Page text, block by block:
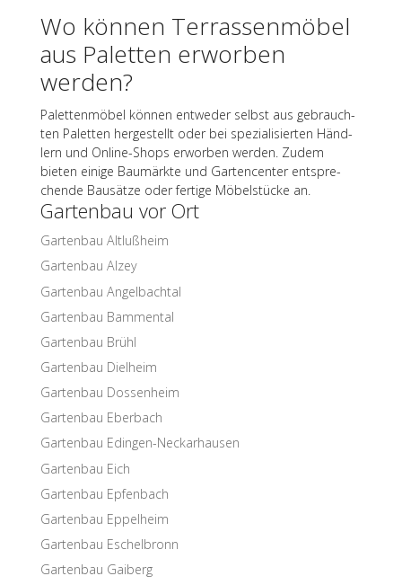
Wo können Terras­sen­mö­bel
aus Palet­ten erwor­ben
werden?
Palet­ten­mö­bel können entwe­der selbst aus gebrauch­
ten Palet­ten herge­stellt oder bei spezia­li­sier­ten Händ­
lern und Online-Shops erwor­ben werden. Zudem
bieten einige Baumärkte und Garten­cen­ter entspre­
chende Bausätze oder fertige Möbel­stü­cke an.
Garten­bau vor Ort
Garten­bau Altlußheim
Garten­bau Alzey
Garten­bau Angelbachtal
Garten­bau Bammental
Garten­bau Brühl
Garten­bau Dielheim
Garten­bau Dossenheim
Garten­bau Eberbach
Garten­bau Edingen-Neckarhausen
Garten­bau Eich
Garten­bau Epfenbach
Garten­bau Eppelheim
Garten­bau Eschelbronn
Garten­bau Gaiberg